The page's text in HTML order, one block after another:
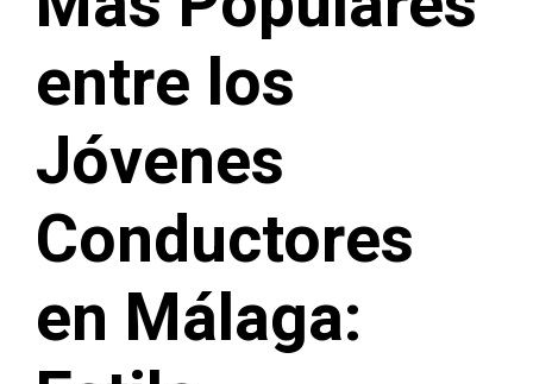
entre los
Jóvenes
Conductores
en Málaga: